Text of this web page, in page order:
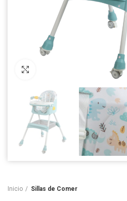
Inicio Sillas de Comer